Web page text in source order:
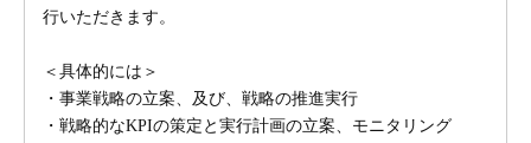
行いただきます。
＜具体的には＞
・事業戦略の立案、及び、戦略の推進実行
・戦略的なKPIの策定と実行計画の立案、モニタリング